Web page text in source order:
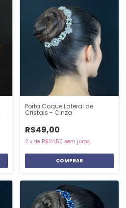
Porta Coque Lateral de
Cristais - Cinza
R$49,00
2 x de R$24,50 sem juros